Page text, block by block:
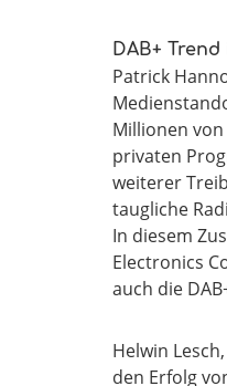
DAB+
Patrick
Millionen
privaten
weiterer
taugliche
In diesem
Electronics
auch die
Helwin
den Erfolg